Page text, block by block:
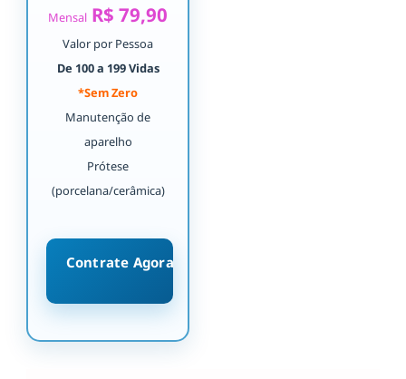
Mensal R$ 79,90
Valor por Pessoa
De 100 a 199 Vidas
*Sem Zero
Manutenção de
aparelho
Prótese
(porcelana/cerâmica)
Contrate Agora